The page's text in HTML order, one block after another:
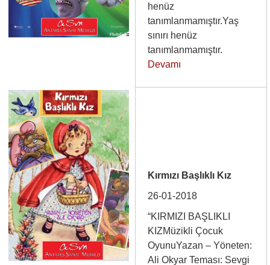
henüz
tanımlanmamıştır.Yaş
sınırı henüz
tanımlanmamıştır.
Devamı
Kırmızı Başlıklı Kız
26-01-2018
“KIRMIZI BAŞLIKLI
KIZMüzikli Çocuk
OyunuYazan – Yöneten:
Ali Okyar Teması: Sevgi